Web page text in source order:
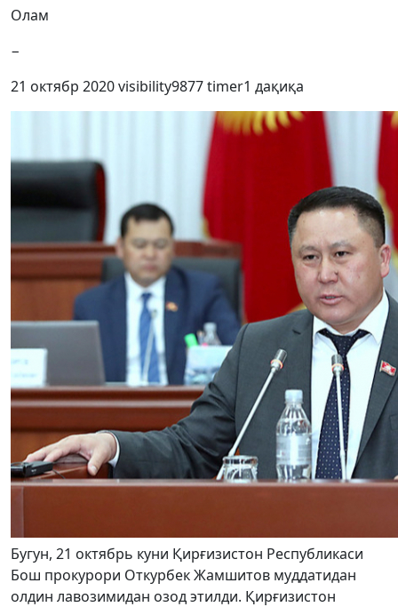
Олам
−
21 октябр 2020visibility9877timer1 дақиқа
Бугун, 21 октябрь куни Қирғизистон Республикаси
Бош прокурори Откурбек Жамшитов муддатидан
олдин лавозимидан озод этилди. Қирғизистон